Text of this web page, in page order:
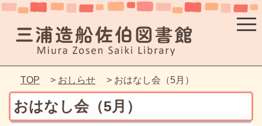
TOP > おしらせ > おはなし会（5月）
おはなし会（5月）